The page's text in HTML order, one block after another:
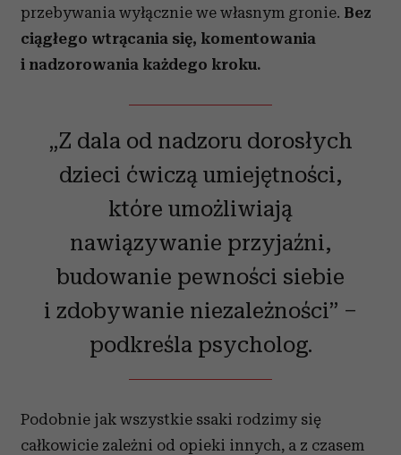
przebywania wyłącznie we własnym gronie. Bez
ciągłego wtrącania się, komentowania
i nadzorowania każdego kroku.
„Z dala od nadzoru dorosłych
dzieci ćwiczą umiejętności,
które umożliwiają
nawiązywanie przyjaźni,
budowanie pewności siebie
i zdobywanie niezależności” –
podkreśla psycholog.
Podobnie jak wszystkie ssaki rodzimy się
całkowicie zależni od opieki innych, a z czasem